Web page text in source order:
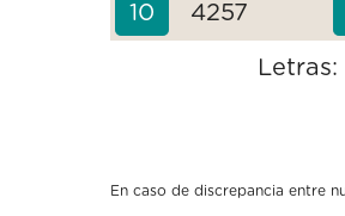
10 4257
Letras:
En caso de discrepancia entre